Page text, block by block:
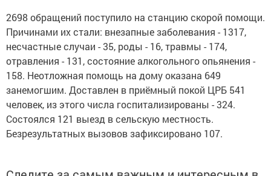
2698 обращений поступило на станцию скорой помощи.
Причинами их стали: внезапные заболевания - 1317,
несчастные случаи - 35, роды - 16, травмы - 174,
отравления - 131, состояние алкогольного опьянения -
158. Неотложная помощь на дому оказана 649
занемогшим. Доставлен в приёмный покой ЦРБ 541
человек, из этого числа госпитализированы - 324.
Состоялся 121 выезд в сельскую местность.
Безрезультатных вызовов зафиксировано 107.